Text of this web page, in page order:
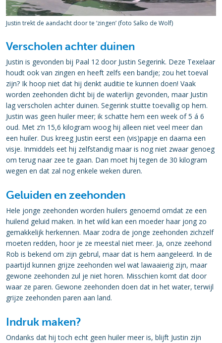
Justin trekt de aandacht door te ‘zingen’ (foto Salko de Wolf)
Verscholen achter duinen
Justin is gevonden bij Paal 12 door Justin Segerink. Deze Texelaar
houdt ook van zingen en heeft zelfs een bandje; zou het toeval
zijn? Ik hoop niet dat hij denkt auditie te kunnen doen! Vaak
worden zeehonden dicht bij de waterlijn gevonden, maar Justin
lag verscholen achter duinen. Segerink stuitte toevallig op hem.
Justin was geen huiler meer; ik schatte hem een week of 5 á 6
oud. Met z’n 15,6 kilogram woog hij alleen niet veel meer dan
een huiler. Dus kreeg Justin eerst een (vis)papje en daarna een
visje. Inmiddels eet hij zelfstandig maar is nog niet zwaar genoeg
om terug naar zee te gaan. Dan moet hij tegen de 30 kilogram
wegen en dat zal nog enkele weken duren.
Geluiden en zeehonden
Hele jonge zeehonden worden huilers genoemd omdat ze een
huilend geluid maken. In het wild kan een moeder haar jong zo
gemakkelijk herkennen. Maar zodra de jonge zeehonden zichzelf
moeten redden, hoor je ze meestal niet meer. Ja, onze zeehond
Rob is bekend om zijn gebrul, maar dat is hem aangeleerd. In de
paartijd kunnen grijze zeehonden wel wat lawaaierig zijn, maar
gewone zeehonden zul je niet horen. Misschien komt dat door
waar ze paren. Gewone zeehonden doen dat in het water, terwijl
grijze zeehonden paren aan land.
Indruk maken?
Ondanks dat hij toch echt geen huiler meer is, blijft Justin zijn